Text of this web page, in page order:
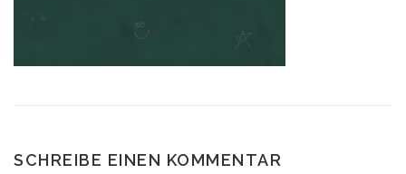
SCHREIBE EINEN KOMMENTAR